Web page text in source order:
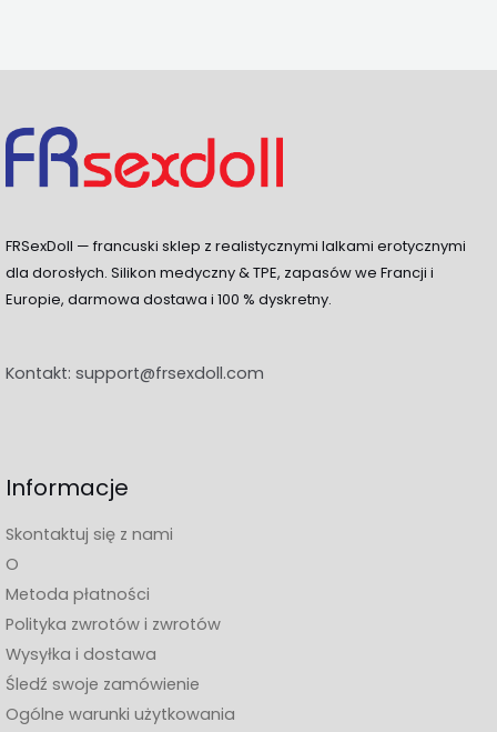
FRSexDoll — francuski sklep z realistycznymi lalkami erotycznymi
dla dorosłych. Silikon medyczny & TPE, zapasów we Francji i
Europie, darmowa dostawa i 100 % dyskretny.
Kontakt: support@frsexdoll.com
Informacje
Skontaktuj się z nami
O
Metoda płatności
Polityka zwrotów i zwrotów
Wysyłka i dostawa
Śledź swoje zamówienie
Ogólne warunki użytkowania